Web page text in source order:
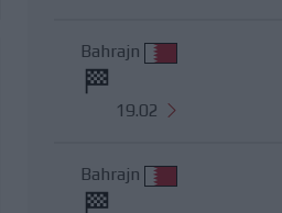
Bahrajn
19.02
Bahrajn